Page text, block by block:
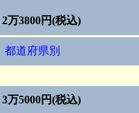
万3800円(税込)
道府県別
万5000円(税込)